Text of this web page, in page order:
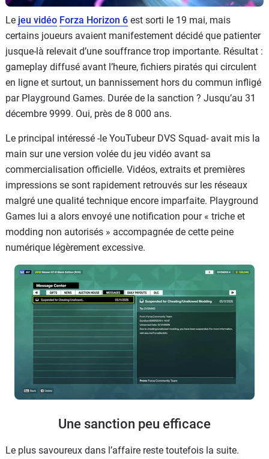
Le jeu vidéo Forza Horizon 6 est sorti le 19 mai, mais
certains joueurs avaient manifestement décidé que patienter
jusque-là relevait d’une souffrance trop importante. Résultat :
gameplay diffusé avant l’heure, fichiers piratés qui circulent
en ligne et surtout, un bannissement hors du commun infligé
par Playground Games. Durée de la sanction ? Jusqu’au 31
décembre 9999. Oui, près de 8 000 ans.
Le principal intéressé -le YouTubeur DVS Squad- avait mis la
main sur une version volée du jeu vidéo avant sa
commercialisation officielle. Vidéos, extraits et premières
impressions se sont rapidement retrouvés sur les réseaux
malgré une qualité technique encore imparfaite. Playground
Games lui a alors envoyé une notification pour « triche et
modding non autorisés » accompagnée de cette peine
numérique légèrement excessive.
Une sanction peu efficace
Le plus savoureux dans l’affaire reste toutefois la suite.